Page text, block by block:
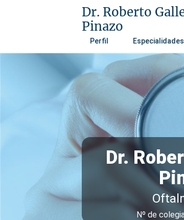
Dr. Roberto
Pinazo
Perfil Especialidades
Dr.
Nº de